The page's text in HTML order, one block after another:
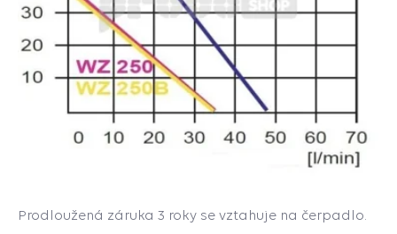
Prodloužená záruka 3 roky se vztahuje na čerpadlo.